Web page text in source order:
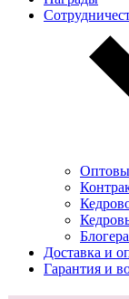
Доставка и
Гарантия и